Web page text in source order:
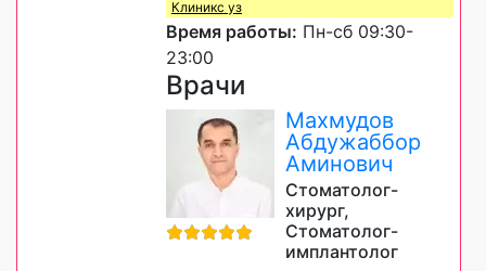
Клиникс уз
Время работы: Пн-сб 09:30-
23:00
Врачи
Махмудов
Абдужаббор
Аминович
Стоматолог-
хирург,
Стоматолог-
имплантолог